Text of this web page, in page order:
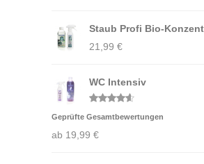
war:
14,99 €
ist:
7,99 €.
Staub Profi Bio-
21,99 €
WC Intensiv
Bewertet
mit4.50
Geprüfte Gesamtbewertungen
ab 19,99 €